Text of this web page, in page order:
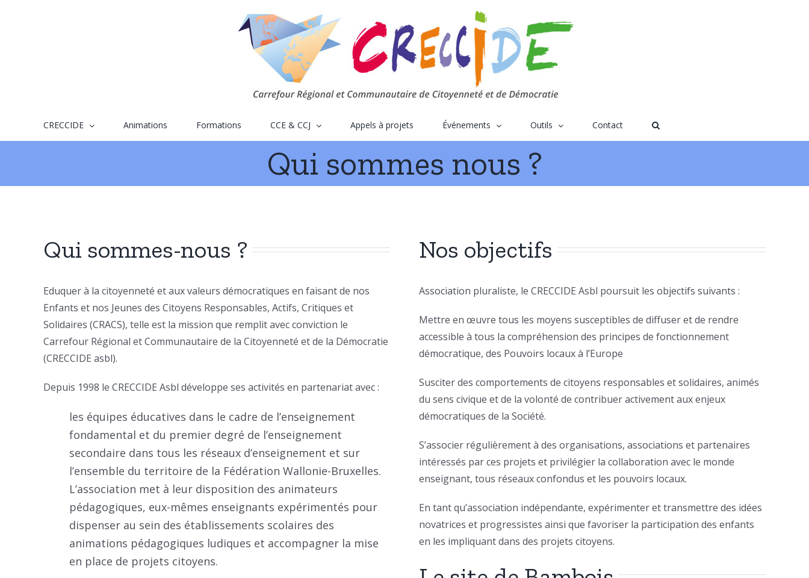
CRECCIDE Animations Formations CCE & CCJ Appels à projets Événements Outils Contact
Qui sommes nous ?
Qui sommes-nous ?
Eduquer à la citoyenneté et aux valeurs démocratiques en faisant de nos
Enfants et nos Jeunes des Citoyens Responsables, Actifs, Critiques et
Solidaires (CRACS), telle est la mission que remplit avec conviction le
Carrefour Régional et Communautaire de la Citoyenneté et de la Démocratie
(CRECCIDE asbl).
Depuis 1998 le CRECCIDE Asbl développe ses activités en partenariat avec :
les équipes éducatives dans le cadre de l’enseignement
fondamental et du premier degré de l’enseignement
secondaire dans tous les réseaux d’enseignement et sur
l’ensemble du territoire de la Fédération Wallonie-Bruxelles.
L’association met à leur disposition des animateurs
pédagogiques, eux-mêmes enseignants expérimentés pour
dispenser au sein des établissements scolaires des
animations pédagogiques ludiques et accompagner la mise
en place de projets citoyens.
Nos objectifs
Association pluraliste, le CRECCIDE Asbl poursuit les objectifs suivants :
Mettre en œuvre tous les moyens susceptibles de diffuser et de rendre
accessible à tous la compréhension des principes de fonctionnement
démocratique, des Pouvoirs locaux à l’Europe
Susciter des comportements de citoyens responsables et solidaires, animés
du sens civique et de la volonté de contribuer activement aux enjeux
démocratiques de la Société.
S’associer régulièrement à des organisations, associations et partenaires
intéressés par ces projets et privilégier la collaboration avec le monde
enseignant, tous réseaux confondus et les pouvoirs locaux.
En tant qu’association indépendante, expérimenter et transmettre des idées
novatrices et progressistes ainsi que favoriser la participation des enfants
en les impliquant dans des projets citoyens.